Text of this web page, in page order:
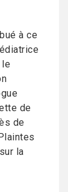
à ce
de
de
la